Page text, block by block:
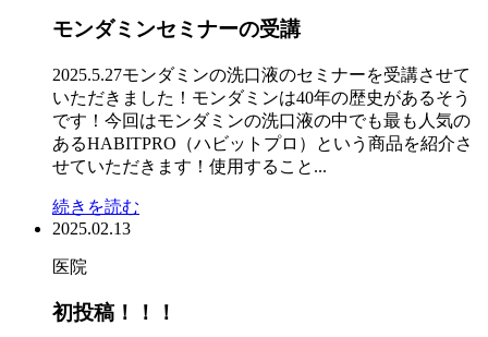
モンダミンセミナーの受講
2025.5.27モンダミンの洗口液のセミナーを受講させて
いただきました！モンダミンは40年の歴史があるそう
です！今回はモンダミンの洗口液の中でも最も人気の
あるHABITPRO（ハビットプロ）という商品を紹介さ
せていただきます！使用すること...
続きを読む
2025.02.13
医院
初投稿！！！